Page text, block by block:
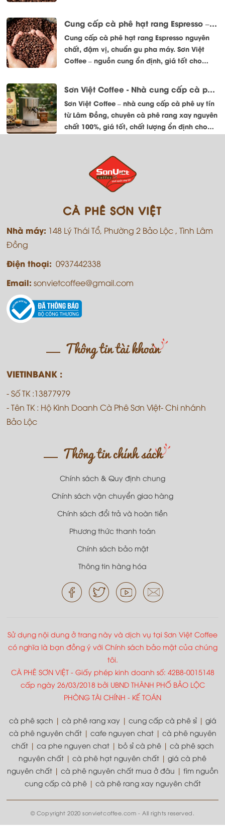
Cung cấp cà phê hạt rang Espresso – Đậm vị, chuẩn gu pha máy
Cung cấp cà phê hạt rang Espresso nguyên
chất, đậm vị, chuẩn gu pha máy. Sơn Việt
Coffee – nguồn cung ổn định, giá tốt cho
Sơn Việt Coffee - Nhà cung cấp cà phê uy tín tại Lâm Đồng
Sơn Việt Coffee – nhà cung cấp cà phê uy tín
từ Lâm Đồng, chuyên cà phê rang xay nguyên
chất 100%, giá tốt, chất lượng ổn định cho
quán và doanh nghiệp.
CÀ PHÊ SƠN VIỆT
Nhà máy: 148 Lý Thái Tổ, Phường 2 Bảo Lộc , Tình Lâm
Đồng
Điện thoại: 0937442338
Email: sonvietcoffee@gmail.com
Thông tin tài khoản
VIETINBANK :
- Số TK :13877979
- Tên TK : Hộ Kinh Doanh Cà Phê Sơn Việt- Chi nhánh
Bảo Lộc
Thông tin chính sách
Chính sách & Quy định chung
Chính sách vận chuyển giao hàng
Chính sách đổi trả và hoàn tiền
Phương thức thanh toán
Chính sách bảo mật
Thông tin hàng hóa
Sử dụng nội dung ở trang này và dịch vụ tại Sơn Việt Coffee
có nghĩa là bạn đồng ý với Chính sách bảo mật của chúng
tôi.
CÀ PHÊ SƠN VIỆT - Giấy phép kinh doanh số: 42B8-0015148
cấp ngày 26/03/2018 bởi UBND THÀNH PHỐ BẢO LỘC
PHÒNG TÀI CHÍNH - KẾ TOÁN
cà phê sạch | cà phê rang xay | cung cấp cà phê sỉ| giá
cà phê nguyên chất| cafe nguyen chat| cà phê nguyên
chất| ca phe nguyen chat| bỏ sỉ cà phê| cà phê sạch
nguyên chất | cà phê hạt nguyên chất | giá cà phê
nguyên chất| cà phê nguyên chất mua ở đâu | tìm nguồn
cung cấp cà phê| cà phê rang xay nguyên chất
© Copyright 2020 sonvietcoffee.com - All rights reserved.